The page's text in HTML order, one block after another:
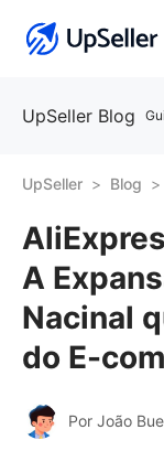
UpSeller Blog
UpSeller Blog
A
Nacinal
do E-
Por João